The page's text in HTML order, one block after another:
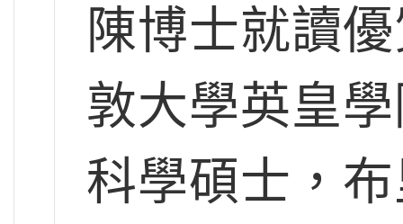
陳博士就讀
敦大學英皇
科學碩士，